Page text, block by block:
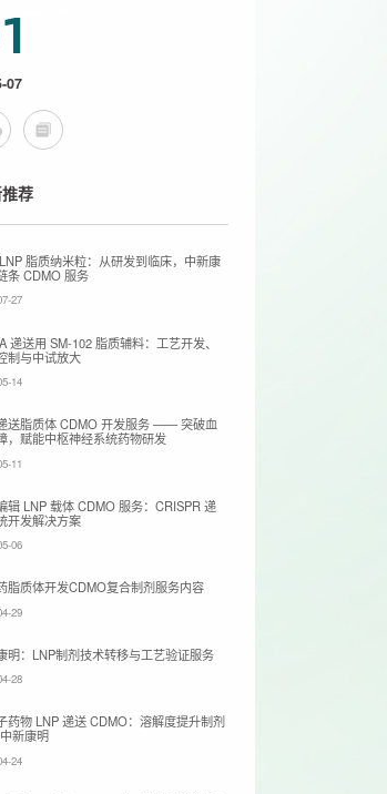
07
荐
脂质纳米粒：从研发到临床，中新康
条 CDMO 服务
27
递送用 SM-102 脂质辅料：工艺开发、
制与中试放大
14
送脂质体 CDMO 开发服务 —— 突破血
，赋能中枢神经系统药物研发
11
辑 LNP 载体 CDMO 服务：CRISPR 递
开发解决方案
06
脂质体开发CDMO复合制剂服务内容
29
明：LNP制剂技术转移与工艺验证服务
28
药物 LNP 递送 CDMO：溶解度提升制剂
新康明
24